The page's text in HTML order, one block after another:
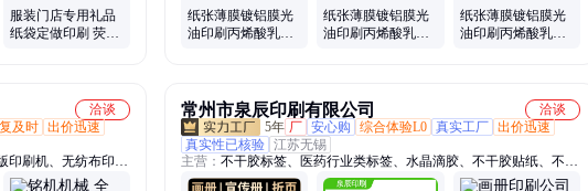
服装门店专用礼品
纸袋定做印刷 荧光
纸张薄膜镀铝膜光
油印刷丙烯酸乳液
纸张薄膜镀铝膜光
油印刷丙烯酸乳液
纸张薄膜镀铝膜光
油印刷丙烯酸乳液
洽谈
及时 出价迅速
印刷机、无纺布印刷
印刷机、购物袋烫把
常州市泉辰印刷有限公司
洽谈
5年 厂 安心购 综合体验L0 真实工厂 出价迅速
真实性已核验 江苏无锡
主营： 不干胶标签、医药行业类标签、水晶滴胶、不干胶贴纸、不干
胶标签印刷、工业用品类标签、化工类标签、电子电器类标签、日化